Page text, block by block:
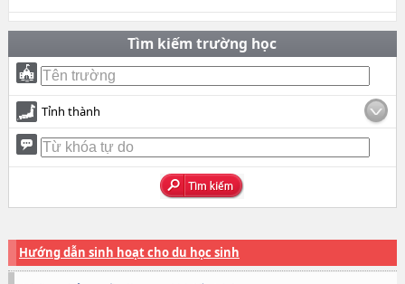
Tìm kiếm trường học
Tỉnh thành
Hướng dẫn sinh hoạt cho du học sinh